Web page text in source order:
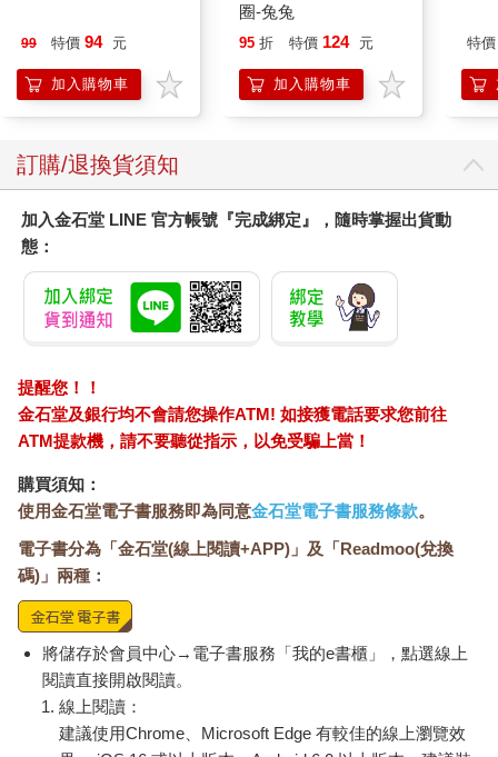
99 特價 94 元
加入購物車
圈-兔兔
95 折 特價 124 元
加入購物車
特價
訂購/退換貨須知
加入金石堂 LINE 官方帳號『完成綁定』，隨時掌握出貨動
態：
提醒您！！
金石堂及銀行均不會請您操作ATM! 如接獲電話要求您前往
ATM提款機，請不要聽從指示，以免受騙上當！
購買須知：
使用金石堂電子書服務即為同意金石堂電子書服務條款。
電子書分為「金石堂(線上閱讀+APP)」及「Readmoo(兌換
碼)」兩種：
將儲存於會員中心→電子書服務「我的e書櫃」，點選線上
閱讀直接開啟閱讀。
線上閱讀：
建議使用Chrome、Microsoft Edge 有較佳的線上瀏覽效